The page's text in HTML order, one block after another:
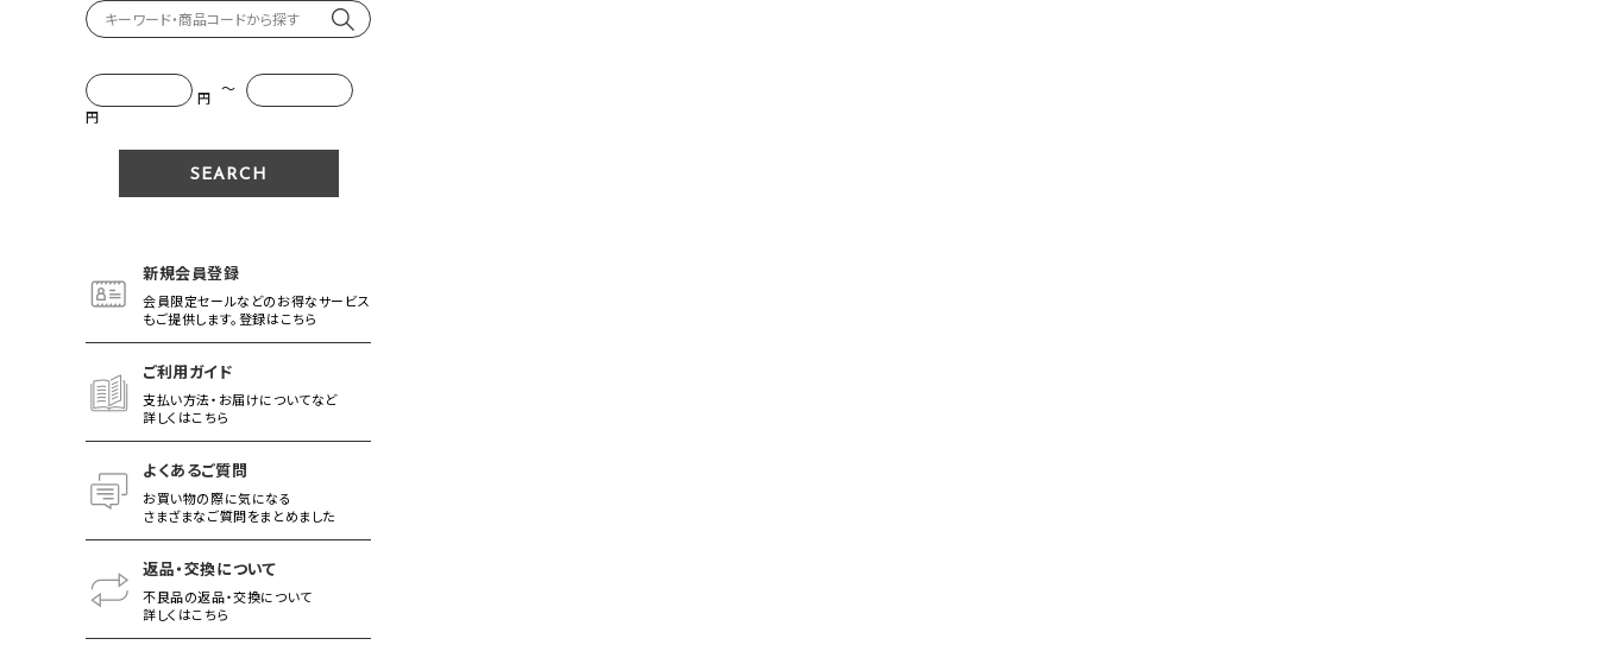
円 ～
円
新規会員登録
会員限定セールなどのお得なサービス
もご提供します。登録はこちら
ご利用ガイド
支払い方法・お届けについてなど
詳しくはこちら
よくあるご質問
お買い物の際に気になる
さまざまなご質問をまとめました
返品・交換について
不良品の返品・交換について
詳しくはこちら